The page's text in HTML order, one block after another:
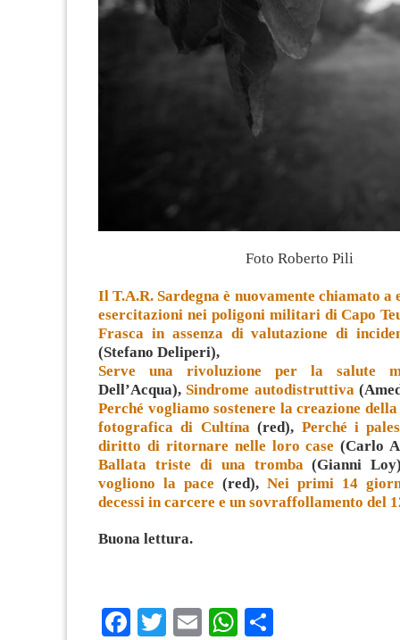
Foto Roberto Pili
Il T.A.R. Sardegna è nuovamente chiamato a
esercitazioni nei poligoni militari di Capo
Frasca in assenza di valutazione di
(Stefano Deliperi),
Serve una rivoluzione per la salute
Dell’Acqua),Sindrome autodistruttiva
Perché vogliamo sostenere la creazione
fotografica di Cultína (red), Perché i
diritto di ritornare nelle loro case (Carlo
Ballata triste di una tromba (Gianni
vogliono la pace (red), Nei primi 14
decessi in carcere e un sovraffollamento del
Buona lettura.
Facebook
TwitterEmailWhatsApp